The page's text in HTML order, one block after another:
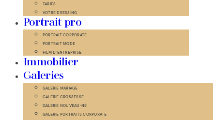
TARIFS
VOTRE DRESSING
Portrait pro
PORTRAIT CORPORATE
PORTRAIT MODE
FILM D’ENTREPRISE
Immobilier
Galeries
GALERIE MARIAGE
GALERIE GROSSESSE
GALERIE NOUVEAU-NÉ
GALERIE PORTRAITS CORPORATE